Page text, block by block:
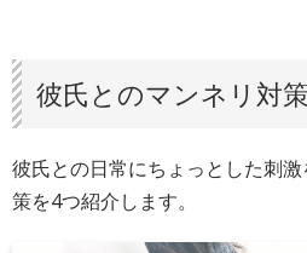
彼氏とのマンネリ対
彼氏との日常にちょっとした刺
策を4つ紹介します。